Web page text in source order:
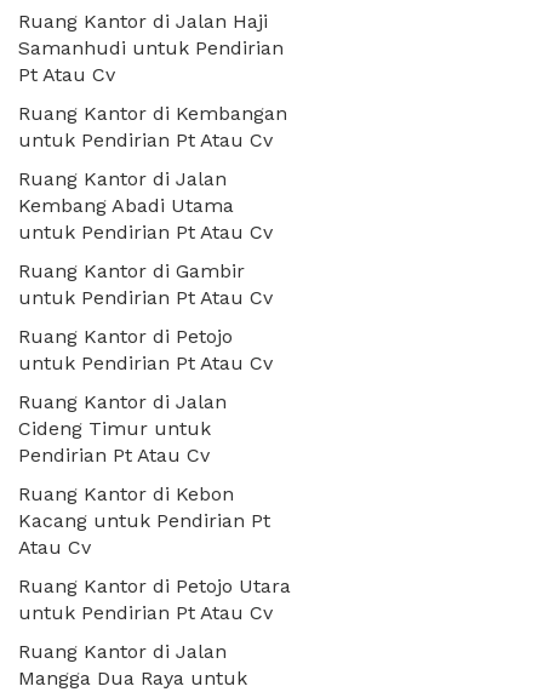
Ruang Kantor di Jalan Haji
Samanhudi untuk Pendirian
Pt Atau Cv
Ruang Kantor di Kembangan
untuk Pendirian Pt Atau Cv
Ruang Kantor di Jalan
Kembang Abadi Utama
untuk Pendirian Pt Atau Cv
Ruang Kantor di Gambir
untuk Pendirian Pt Atau Cv
Ruang Kantor di Petojo
untuk Pendirian Pt Atau Cv
Ruang Kantor di Jalan
Cideng Timur untuk
Pendirian Pt Atau Cv
Ruang Kantor di Kebon
Kacang untuk Pendirian Pt
Atau Cv
Ruang Kantor di Petojo Utara
untuk Pendirian Pt Atau Cv
Ruang Kantor di Jalan
Mangga Dua Raya untuk